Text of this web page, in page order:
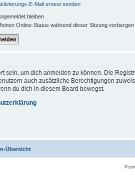
E-Mail erneut senden
bleiben
Online-Status während dieser Sitzung verbergen
sein, um dich anmelden zu können. Die
auch zusätzliche Berechtigungen
du dich in diesem Board bewegst.
Übersicht